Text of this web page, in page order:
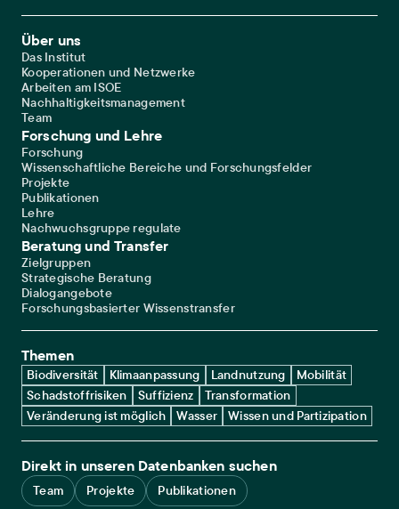
Footer Main Navigation
Über uns
Das Institut
Kooperationen und Netzwerke
Arbeiten am ISOE
Nachhaltigkeitsmanagement
Team
Forschung und Lehre
Forschung
Wissenschaftliche Bereiche und Forschungsfelder
Projekte
Publikationen
Lehre
Nachwuchsgruppe regulate
Beratung und Transfer
Zielgruppen
Strategische Beratung
Dialogangebote
Forschungsbasierter Wissenstransfer
Themen
Biodiversität Klimaanpassung Landnutzung
Mobilität
Schadstoffrisiken
Suffizienz
Transformation
Veränderung ist möglich
Wasser Wissen und Partizipation
Direkt in unseren Datenbanken suchen
Team Projekte Publikationen